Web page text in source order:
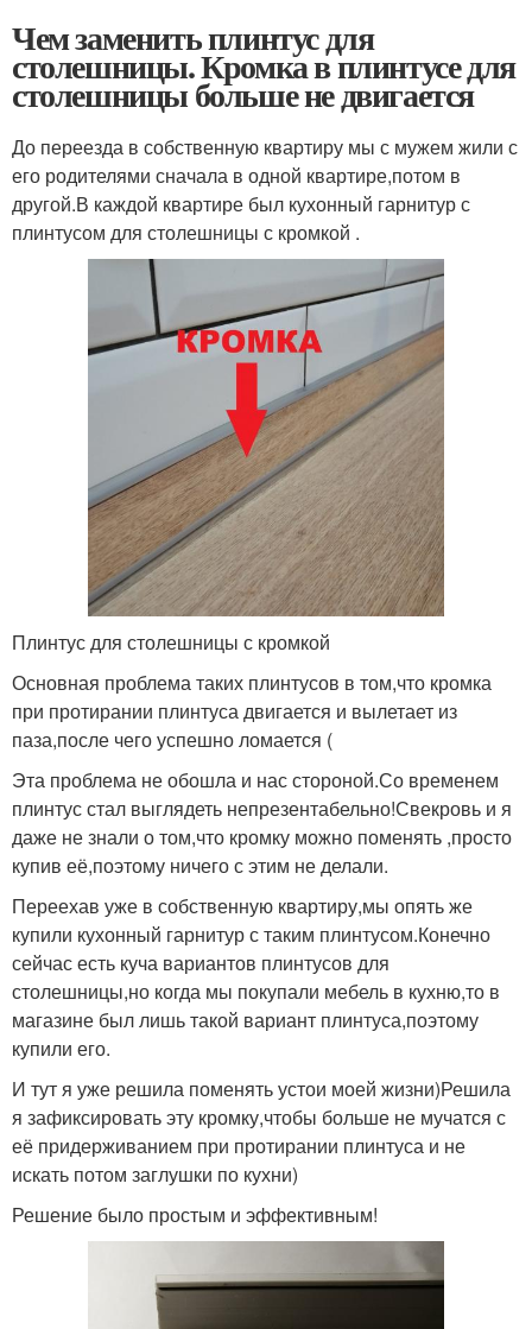
Чем заменить плинтус для
столешницы. Кромка в плинтусе для
столешницы больше не двигается
До переезда в собственную квартиру мы с мужем жили с
его родителями сначала в одной квартире,потом в
другой.В каждой квартире был кухонный гарнитур с
плинтусом для столешницы с кромкой .
Плинтус для столешницы с кромкой
Основная проблема таких плинтусов в том,что кромка
при протирании плинтуса двигается и вылетает из
паза,после чего успешно ломается (
Эта проблема не обошла и нас стороной.Со временем
плинтус стал выглядеть непрезентабельно!Свекровь и я
даже не знали о том,что кромку можно поменять ,просто
купив её,поэтому ничего с этим не делали.
Переехав уже в собственную квартиру,мы опять же
купили кухонный гарнитур с таким плинтусом.Конечно
сейчас есть куча вариантов плинтусов для
столешницы,но когда мы покупали мебель в кухню,то в
магазине был лишь такой вариант плинтуса,поэтому
купили его.
И тут я уже решила поменять устои моей жизни)Решила
я зафиксировать эту кромку,чтобы больше не мучатся с
её придерживанием при протирании плинтуса и не
искать потом заглушки по кухни)
Решение было простым и эффективным!